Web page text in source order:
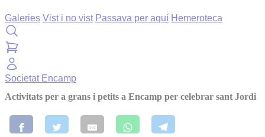
Galeries Vist i no vist Passava per aquí Hemeroteca
Societat Encamp
Activitats per a grans i petits a Encamp per celebrar sant Jordi